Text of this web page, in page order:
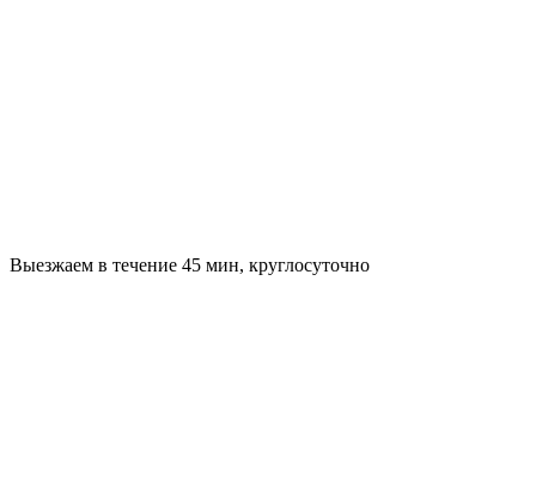
Выезжаем в течение 45 мин, круглосуточно